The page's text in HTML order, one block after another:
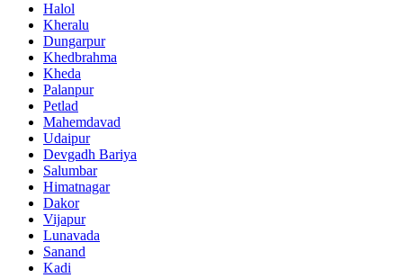
Halol
Kheralu
Dungarpur
Khedbrahma
Kheda
Palanpur
Petlad
Mahemdavad
Udaipur
Devgadh Bariya
Salumbar
Himatnagar
Dakor
Vijapur
Lunavada
Sanand
Kadi